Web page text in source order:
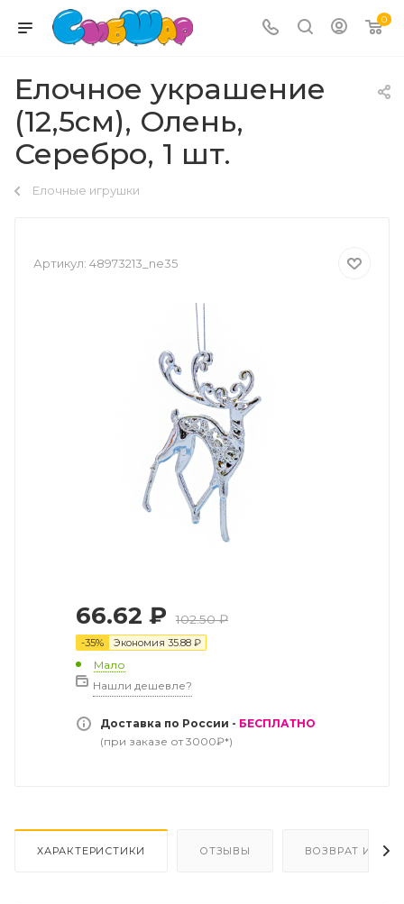
0
Елочное украшение
(12,5см), Олень,
Серебро, 1 шт.
Елочные игрушки
Артикул: 48973213_ne35
66.62 ₽ 102.50₽
-35% Экономия 35.88 ₽
Мало
Нашли дешевле?
Доставка по России - БЕСПЛАТНО
(при заказе от 3000₽*)
ХАРАКТЕРИСТИКИ ОТЗЫВЫ ВОЗВРАТ И